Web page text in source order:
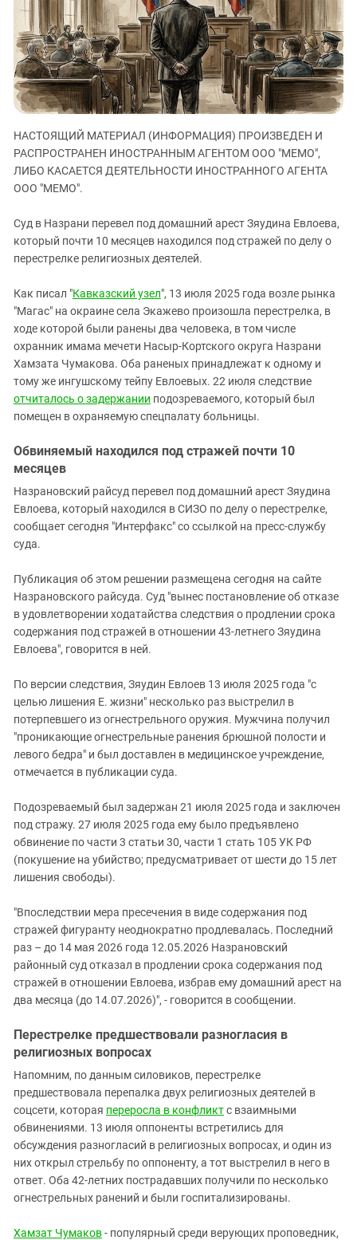
ЗАСТАВЛЯЕТ
КАВКАЗ ЗА ПАЛЕСТИНУ
ИНАКОМЫСЛИЕ В ЧЕЧНЕ
ПРЕСЛЕДОВАНИЕ АКТИВИСТОВ
МОБИЛИЗАЦИЯ И ПРОТЕСТЫ
Дагестан
Ингушетия
Кабардино-Балкария
Калмыкия
Карачаево-Черкесия
Краснодарский край
Российская Федерация
Северная Осетия - Алания
СКФО
Чечня
Южная Осетия
Южный Кавказ
ЮФО
НАСТОЯЩИЙ МАТЕРИАЛ (ИНФОРМАЦИЯ) ПРОИЗВЕДЕН И
РАСПРОСТРАНЕН ИНОСТРАННЫМ АГЕНТОМ ООО "МЕМО",
ЛИБО КАСАЕТСЯ ДЕЯТЕЛЬНОСТИ ИНОСТРАННОГО АГЕНТА
ООО "МЕМО".
Суд в Назрани перевел под домашний арест Зяудина Евлоева,
который почти 10 месяцев находился под стражей по делу о
перестрелке религиозных деятелей.
Как писал "Кавказский узел", 13 июля 2025 года возле рынка
"Магас" на окраине села Экажево произошла перестрелка, в
ходе которой были ранены два человека, в том числе
охранник имама мечети Насыр-Кортского округа Назрани
Хамзата Чумакова. Оба раненых принадлежат к одному и
тому же ингушскому тейпу Евлоевых. 22 июля следствие
отчиталось о задержании подозреваемого, который был
помещен в охраняемую спецпалату больницы.
Обвиняемый находился под стражей почти 10
месяцев
Назрановский райсуд перевел под домашний арест Зяудина
Евлоева, который находился в СИЗО по делу о перестрелке,
сообщает сегодня "Интерфакс" со ссылкой на пресс-службу
суда.
Публикация об этом решении размещена сегодня на сайте
Назрановского райсуда. Суд "вынес постановление об отказе
в удовлетворении ходатайства следствия о продлении срока
содержания под стражей в отношении 43-летнего Зяудина
Евлоева", говорится в ней.
По версии следствия, Зяудин Евлоев 13 июля 2025 года "с
целью лишения Е. жизни" несколько раз выстрелил в
потерпевшего из огнестрельного оружия. Мужчина получил
"проникающие огнестрельные ранения брюшной полости и
левого бедра" и был доставлен в медицинское учреждение,
отмечается в публикации суда.
Подозреваемый был задержан 21 июля 2025 года и заключен
под стражу. 27 июля 2025 года ему было предъявлено
обвинение по части 3 статьи 30, части 1 стать 105 УК РФ
(покушение на убийство; предусматривает от шести до 15 лет
лишения свободы).
"Впоследствии мера пресечения в виде содержания под
стражей фигуранту неоднократно продлевалась. Последний
раз – до 14 мая 2026 года 12.05.2026 Назрановский
районный суд отказал в продлении срока содержания под
стражей в отношении Евлоева, избрав ему домашний арест на
два месяца (до 14.07.2026)", - говорится в сообщении.
Перестрелке предшествовали разногласия в
религиозных вопросах
Напомним, по данным силовиков, перестрелке
предшествовала перепалка двух религиозных деятелей в
соцсети, которая переросла в конфликтс взаимными
обвинениями. 13 июля оппоненты встретились для
обсуждения разногласий в религиозных вопросах, и один из
них открыл стрельбу по оппоненту, а тот выстрелил в него в
ответ. Оба 42-летних пострадавших получили по несколько
огнестрельных ранений и были госпитализированы.
Хамзат Чумаков- популярный среди верующих проповедник,